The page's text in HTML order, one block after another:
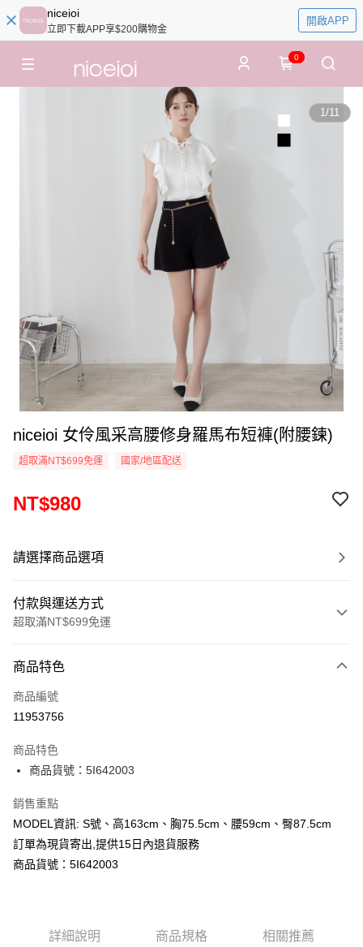
niceioi
立即下載APP享$200購物金
開啟APP
0
1/11
niceioi 女伶風采高腰修身羅馬布短褲(附腰鍊)
超取滿NT$699免運 國家/地區配送
NT$980
請選擇商品選項
付款與運送方式
超取滿NT$699免運
信用卡一次付款
超商取貨付款
Apple Pay
Google Pay
運送方式
全家取貨付款
每筆NT$80，滿NT$699(含以上)免運費
商品特色
商品編號
11953756
商品特色
商品貨號：5I642003
銷售重點
MODEL資訊: S號、高163cm、胸75.5cm、腰59cm、臀87.5cm
訂單為現貨寄出,提供15日內退貨服務
商品貨號：5I642003
詳細說明 商品規格 相關推薦